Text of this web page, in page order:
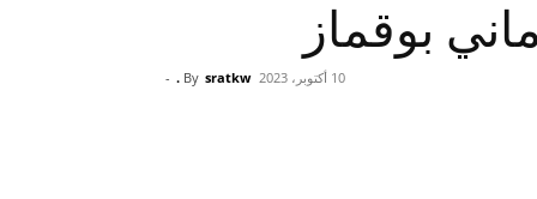
بوقماز
By sratkw .
- 10 أكتوبر، 2023